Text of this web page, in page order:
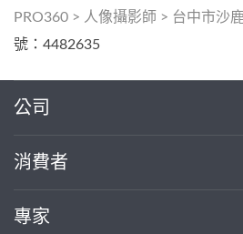
PRO360 > 人像攝影師 > 台中市沙
號：4482635
公司
消費者
專家